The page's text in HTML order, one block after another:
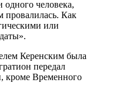
одного человека,
провалилась. Как
или
Керенским была
передал
кроме Временного